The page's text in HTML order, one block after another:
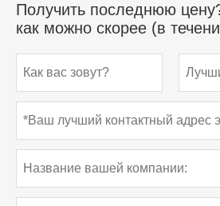
Получить последнюю
как можно скорее (в